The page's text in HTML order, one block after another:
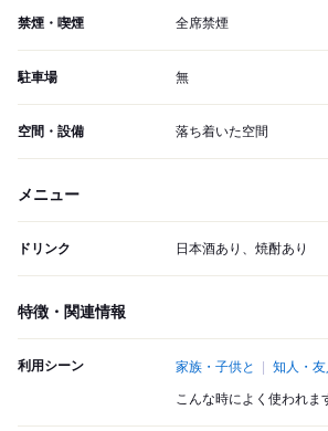
禁煙・喫煙 全席禁煙
駐車場 無
空間・設備 落ち着いた空間
メニュー
ドリンク 日本酒あり、焼酎あり
特徴・関連情報
利用シーン 家族・子供と 知人・友
こんな時によく使われま